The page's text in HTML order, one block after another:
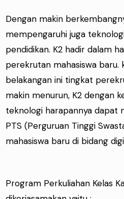
Dengan makin
mempengaruhi juga
pendidikan. K2 hadir dalam
perekrutan mahasiswa baru.
belakangan ini tingkat
makin menurun, K2 dengan
teknologi harapannya dapat
PTS (Perguruan Tinggi
mahasiswa baru di bidang
Program Perkuliahan Kelas